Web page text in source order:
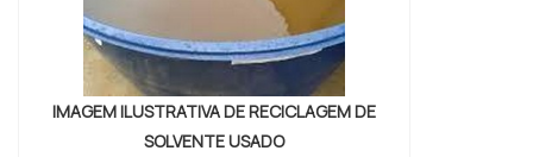
IMAGEM ILUSTRATIVA DE RECICLAGEM DE
SOLVENTE USADO